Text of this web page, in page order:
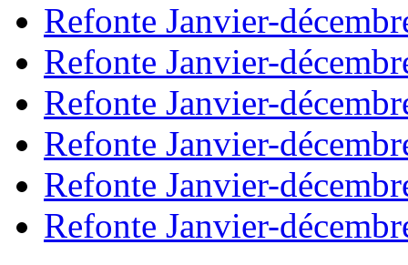
Refonte Janvier-
Refonte Janvier-
Refonte Janvier-
Refonte Janvier-
Refonte Janvier-
Refonte Janvier-